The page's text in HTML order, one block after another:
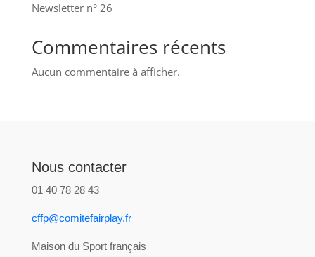
Newsletter n° 26
Commentaires récents
Aucun commentaire à afficher.
Nous contacter
01 40 78 28 43
cffp@comitefairplay.fr
Maison du Sport français